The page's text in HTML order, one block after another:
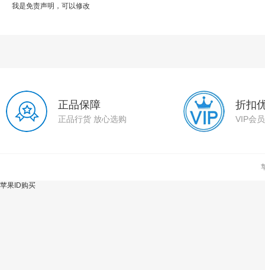
我是免责声明，可以修改
正品保障
正品行货 放心选购
折扣
VIP会
苹果ID购买